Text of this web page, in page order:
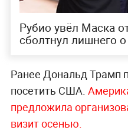
Рубио увёл Маска
сболтнул лишнего
Ранее Дональд Трамп
посетить США.
предложила
визит осенью.